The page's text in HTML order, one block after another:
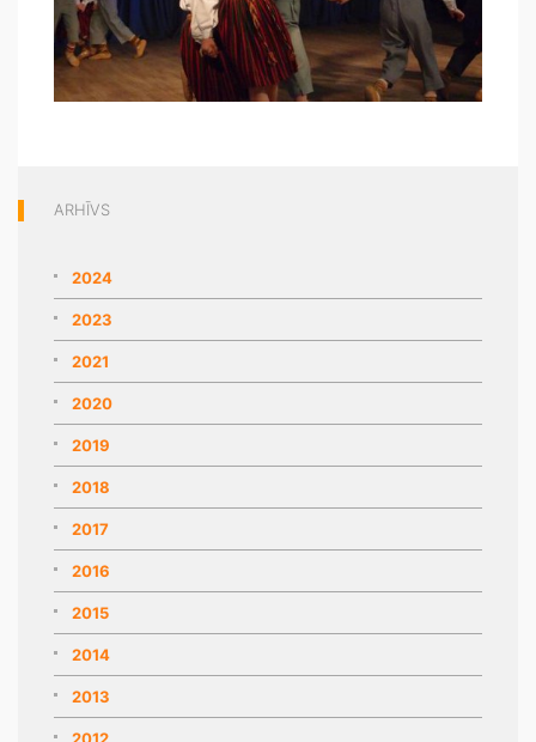
ARHĪVS
2024
2023
2021
2020
2019
2018
2017
2016
2015
2014
2013